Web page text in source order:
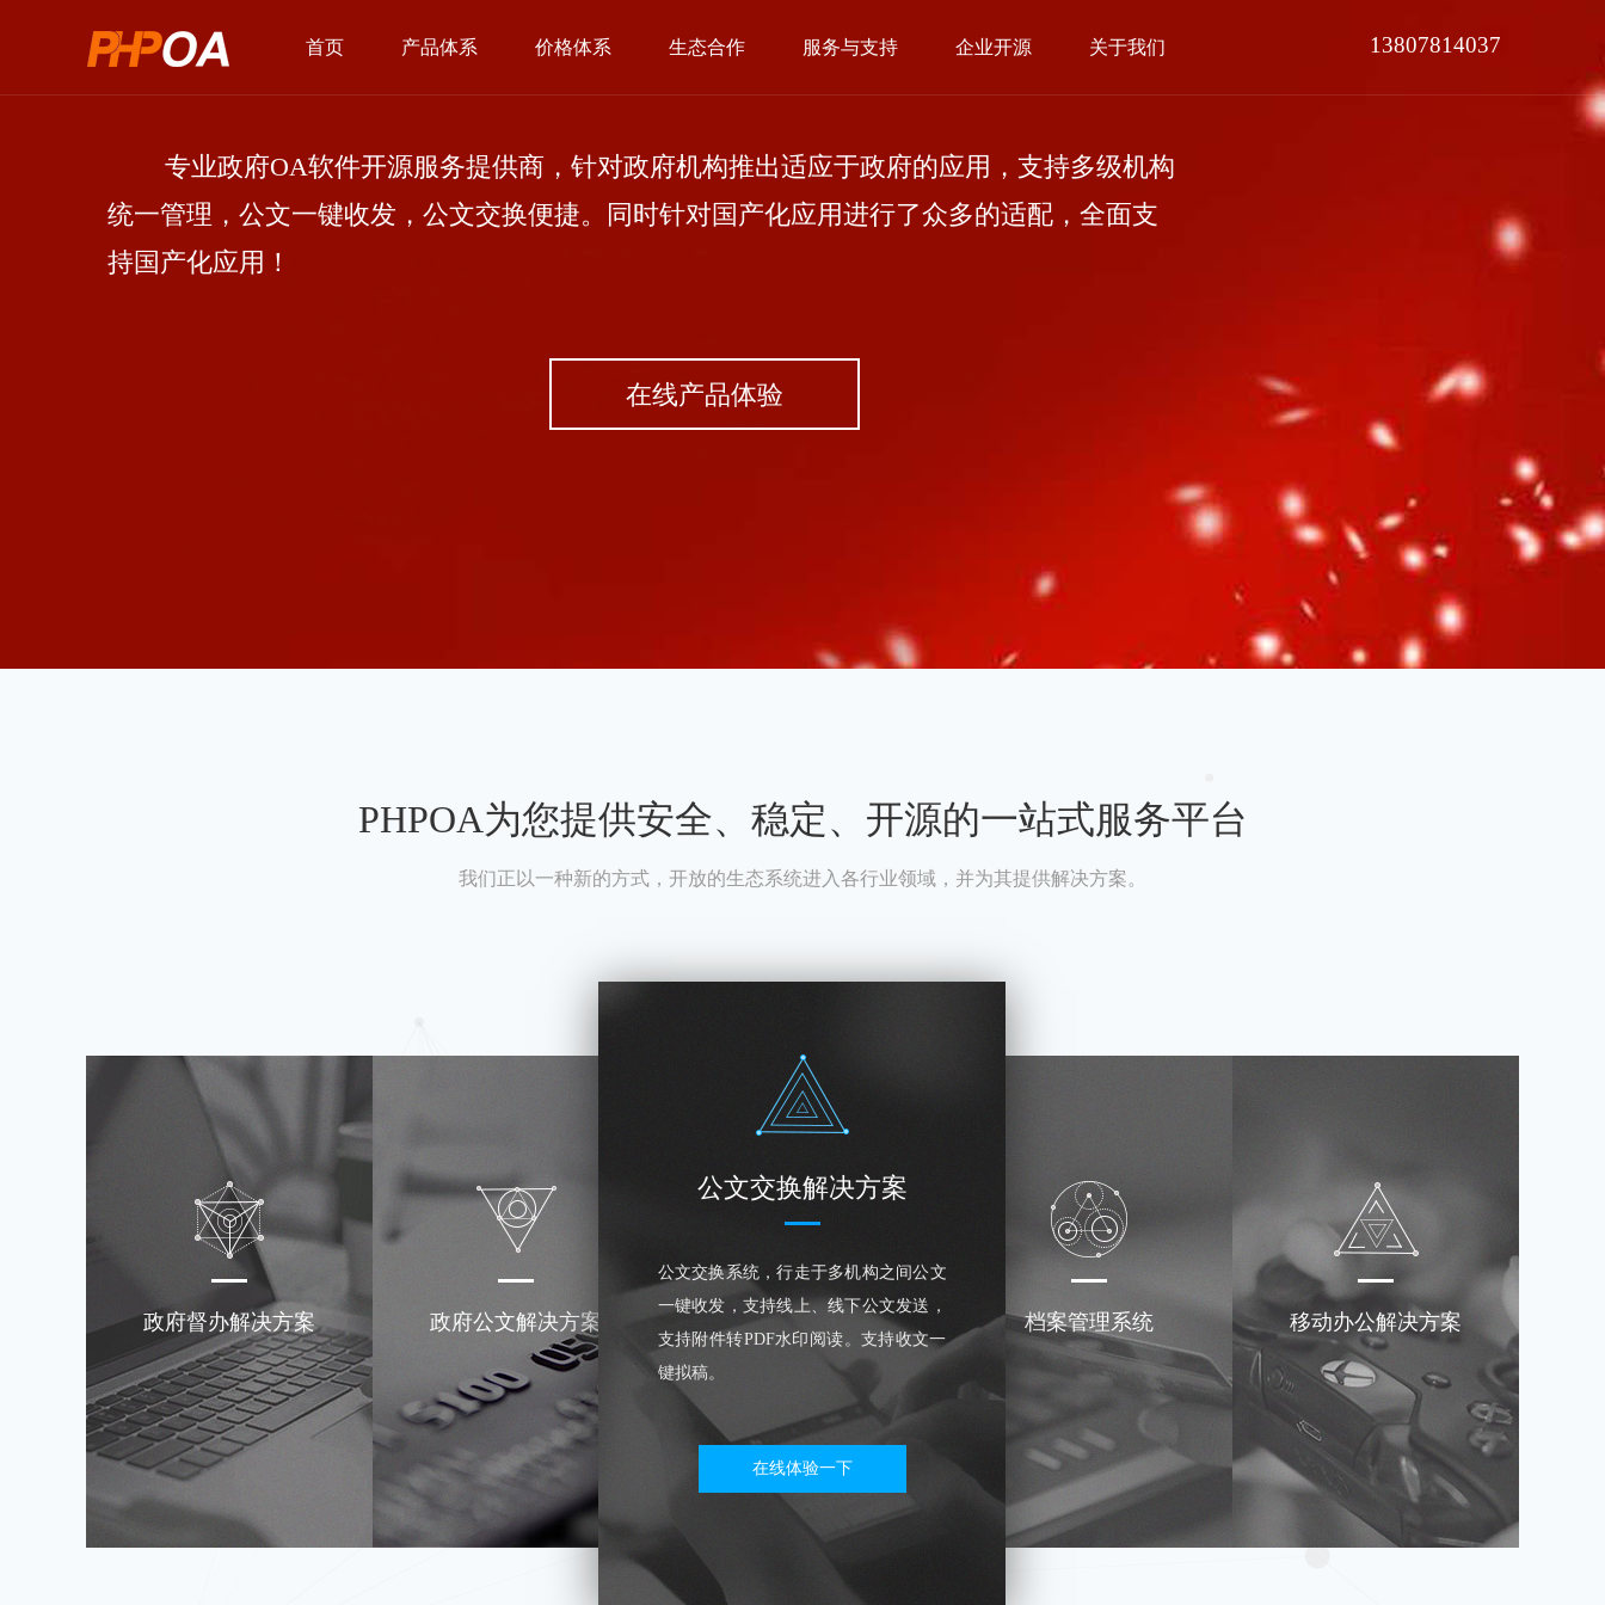
首页 产品体系 价格体系 生态合作 服务与支持 企业开源 关于我们 13807814037
专业政府OA软件开源服务提供商，针对政府机构推出适应于政府的应用，支持多级机构
统一管理，公文一键收发，公文交换便捷。同时针对国产化应用进行了众多的适配，全面支
持国产化应用！
在线产品体验
PHPOA为您提供安全、稳定、开源的一站式服务平台
我们正以一种新的方式，开放的生态系统进入各行业领域，并为其提供解决方案。
政府督办解决方案 政府公文解决方案
公文交换解决方案
公文交换系统，行走于多机构之间公文
一键收发，支持线上、线下公文发送，
支持附件转PDF水印阅读。支持收文一
键拟稿。
在线体验一下
档案管理系统 移动办公解决方案